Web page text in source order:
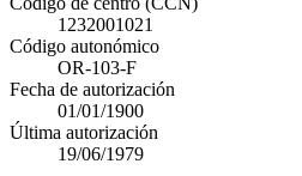
1232001021
Código autonómico
OR-103-F
Fecha de autorización
01/01/1900
Última autorización
19/06/1979